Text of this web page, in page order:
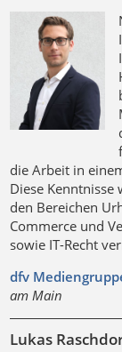
die Arbeit in
Diese
den Bereichen
Commerce und
sowie IT-Recht
dfv
am Main
Lukas